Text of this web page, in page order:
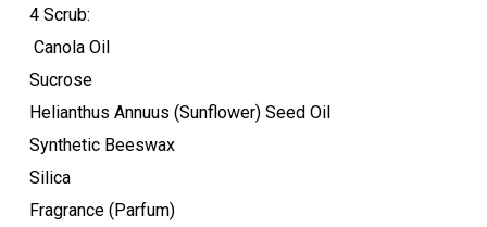
4 Scrub:
Canola Oil
Sucrose
Helianthus Annuus (Sunflower) Seed Oil
Synthetic Beeswax
Silica
Fragrance (Parfum)